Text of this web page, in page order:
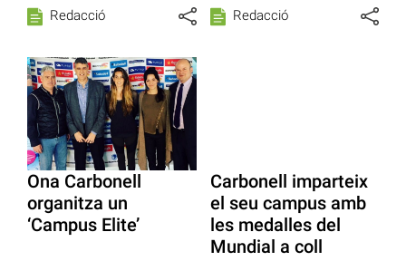
Redacció Redacció
Ona Carbonell
organitza un
‘Campus Elite’
Carbonell imparteix
el seu campus amb
les medalles del
Mundial a coll